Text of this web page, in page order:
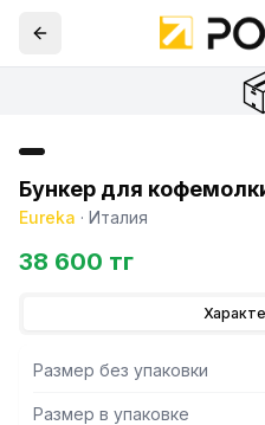
Бункер для
Eureka · Италия
38 600 тг
Размер без упаковки
Размер в упаковке